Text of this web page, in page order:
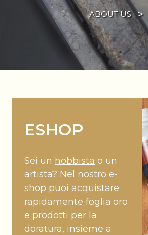
ABOUT US
ESHOP
Sei un hobbista o un
artista? Nel nostro e-
shop puoi acquistare
rapidamente foglia oro
e prodotti per la
doratura, insieme a